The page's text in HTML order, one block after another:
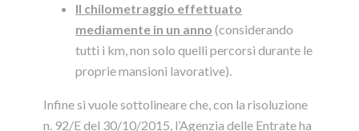
Il chilometraggio effettuato
mediamente in un anno (considerando
tutti i km, non solo quelli percorsi durante le
proprie mansioni lavorative).
Infine si vuole sottolineare che, con la risoluzione
n. 92/E del 30/10/2015, l’Agenzia delle Entrate ha